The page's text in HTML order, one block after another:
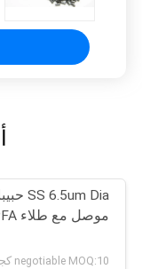
موصل مع طلاء PFA
negotiable MOQ:10 كجم